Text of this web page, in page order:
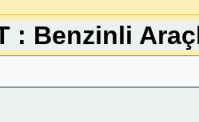
: Benzinli